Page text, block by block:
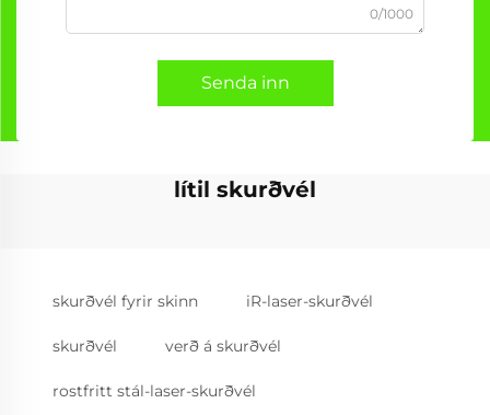
0/1000
Senda inn
lítil skurðvél
skurðvél fyrir skinn iR-laser-skurðvél
skurðvél verð á skurðvél
rostfritt stál-laser-skurðvél